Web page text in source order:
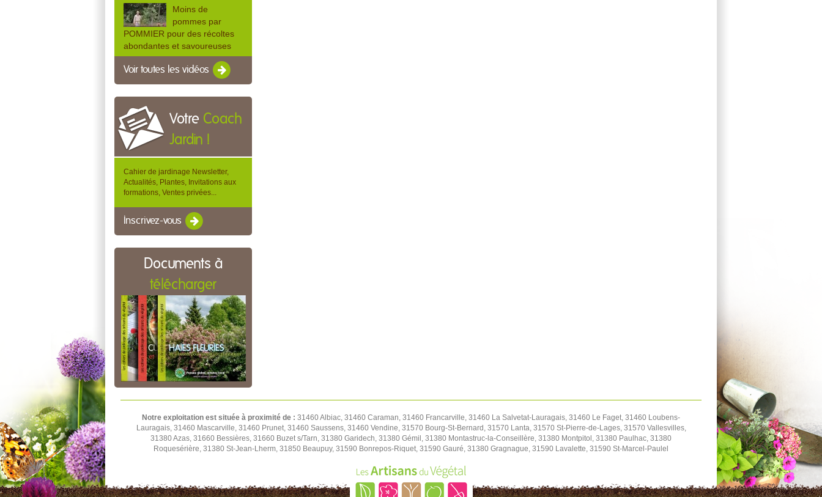
Moins de
pommes par
POMMIER pour des récoltes
abondantes et savoureuses
Voir toutes les vidéos
Votre Coach
Jardin !
Cahier de jardinage Newsletter,
Actualités, Plantes, Invitations aux
formations, Ventes privées...
Inscrivez-vous
Documents à
télécharger
Notre exploitation est située à proximité de : 31460 Albiac, 31460 Caraman, 31460 Francarville, 31460 La Salvetat-Lauragais, 31460 Le Faget, 31460 Loubens-
Lauragais, 31460 Mascarville, 31460 Prunet, 31460 Saussens, 31460 Vendine, 31570 Bourg-St-Bernard, 31570 Lanta, 31570 St-Pierre-de-Lages, 31570 Vallesvilles,
31380 Azas, 31660 Bessières, 31660 Buzet s/Tarn, 31380 Garidech, 31380 Gémil, 31380 Montastruc-la-Conseillère, 31380 Montpitol, 31380 Paulhac, 31380
Roquesérière, 31380 St-Jean-Lherm, 31850 Beaupuy, 31590 Bonrepos-Riquet, 31590 Gauré, 31380 Gragnague, 31590 Lavalette, 31590 St-Marcel-Paulel